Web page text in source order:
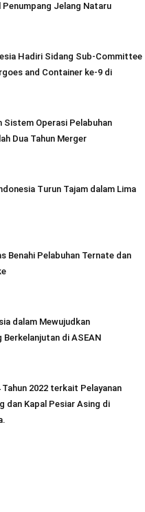
Penumpang Jelang Nataru
Hadiri Sidang Sub-Committee
and Container ke-9 di
Sistem Operasi Pelabuhan
Dua Tahun Merger
Turun Tajam dalam Lima
Benahi Pelabuhan Ternate dan
dalam Mewujudkan
di ASEAN
Tahun 2022 terkait Pelayanan
dan Kapal Pesiar Asing di